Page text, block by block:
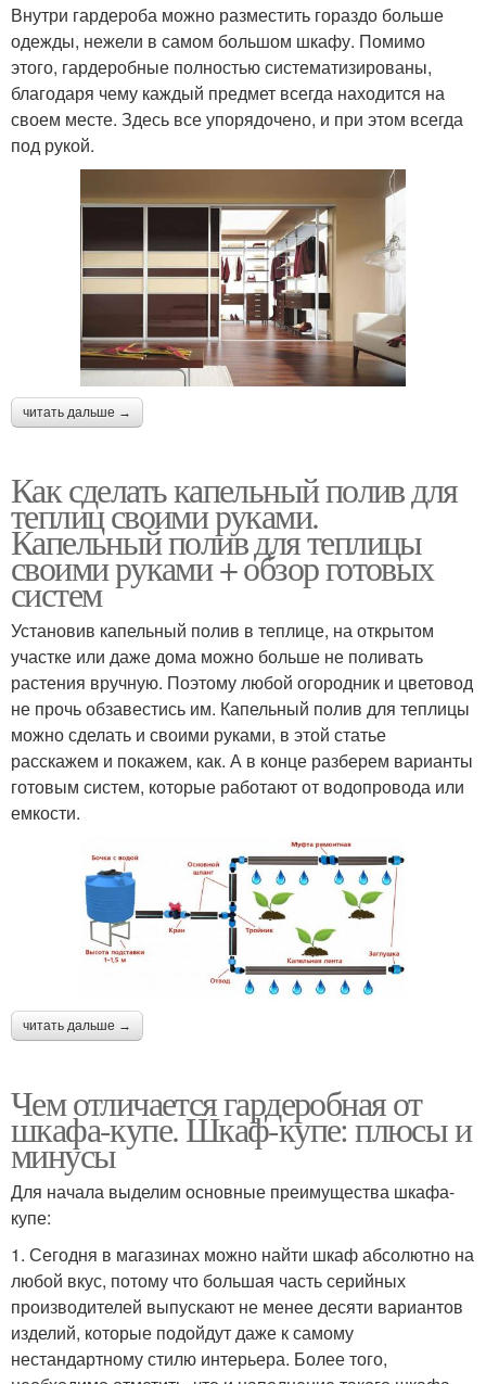
Внутри гардероба можно разместить гораздо больше
одежды, нежели в самом большом шкафу. Помимо
этого, гардеробные полностью систематизированы,
благодаря чему каждый предмет всегда находится на
своем месте. Здесь все упорядочено, и при этом всегда
под рукой.
читать дальше →
Как сделать капельный полив для
теплиц своими руками.
Капельный полив для теплицы
своими руками + обзор готовых
систем
Установив капельный полив в теплице, на открытом
участке или даже дома можно больше не поливать
растения вручную. Поэтому любой огородник и цветовод
не прочь обзавестись им. Капельный полив для теплицы
можно сделать и своими руками, в этой статье
расскажем и покажем, как. А в конце разберем варианты
готовым систем, которые работают от водопровода или
емкости.
читать дальше →
Чем отличается гардеробная от
шкафа-купе. Шкаф-купе: плюсы и
минусы
Для начала выделим основные преимущества шкафа-
купе:
1. Сегодня в магазинах можно найти шкаф абсолютно на
любой вкус, потому что большая часть серийных
производителей выпускают не менее десяти вариантов
изделий, которые подойдут даже к самому
нестандартному стилю интерьера. Более того,